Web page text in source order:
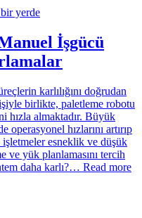
yerde
İşgücü
karlılığını doğrudan
birlikte, paletleme robotu
hızla almaktadır. Büyük
hızlarını artırıp
işletmeler esneklik ve düşük
ve yük planlamasını tercih
daha karlı?… Read more